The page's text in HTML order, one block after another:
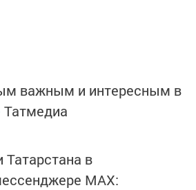
важным и интересным в
Татмедиа
Татарстана в
MАХ: